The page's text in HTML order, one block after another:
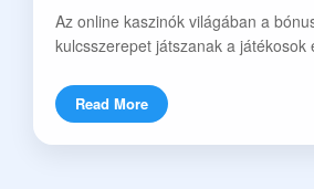
Az online kaszinók világában a
kulcsszerepet játszanak a játékosok
Read More